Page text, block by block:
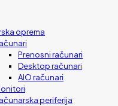
oprema
Prenosni računari
Desktop računari
AIO računari
periferija